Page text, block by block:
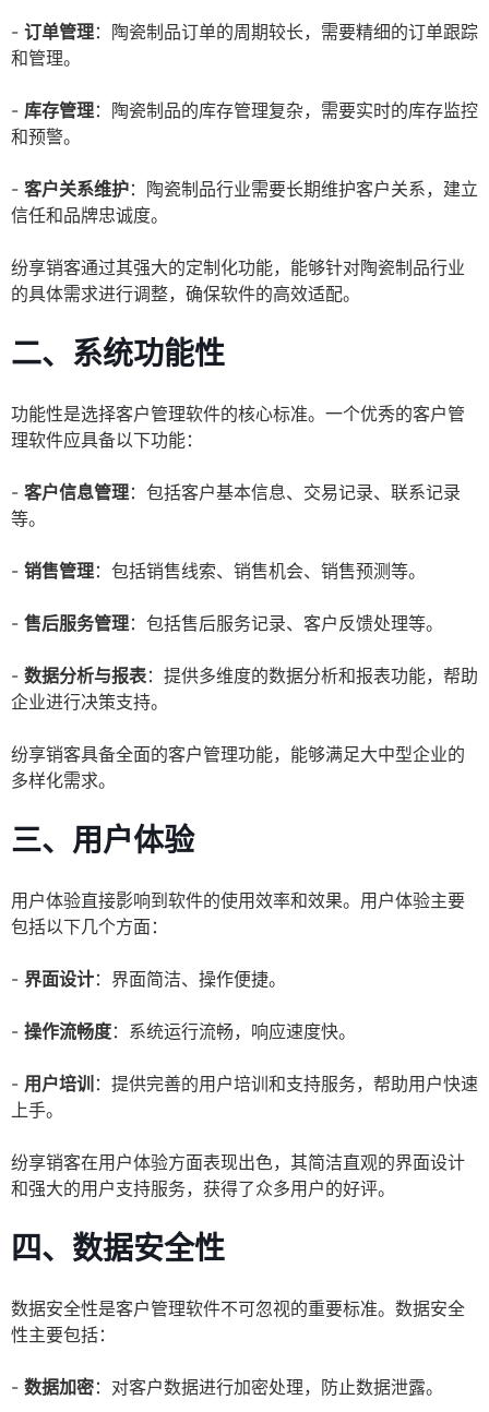
- 订单管理：陶瓷制品订单的周期较长，需要精细的订单跟踪
和管理。
- 库存管理：陶瓷制品的库存管理复杂，需要实时的库存监控
和预警。
- 客户关系维护：陶瓷制品行业需要长期维护客户关系，建立
信任和品牌忠诚度。
纷享销客通过其强大的定制化功能，能够针对陶瓷制品行业
的具体需求进行调整，确保软件的高效适配。
二、系统功能性
功能性是选择客户管理软件的核心标准。一个优秀的客户管
理软件应具备以下功能：
- 客户信息管理：包括客户基本信息、交易记录、联系记录
等。
- 销售管理：包括销售线索、销售机会、销售预测等。
- 售后服务管理：包括售后服务记录、客户反馈处理等。
- 数据分析与报表：提供多维度的数据分析和报表功能，帮助
企业进行决策支持。
纷享销客具备全面的客户管理功能，能够满足大中型企业的
多样化需求。
三、用户体验
用户体验直接影响到软件的使用效率和效果。用户体验主要
包括以下几个方面：
- 界面设计：界面简洁、操作便捷。
- 操作流畅度：系统运行流畅，响应速度快。
- 用户培训 ：提供完善的用户培训和支持服务，帮助用户快速
上手。
纷享销客在用户体验方面表现出色，其简洁直观的界面设计
和强大的用户支持服务，获得了众多用户的好评。
四、数据安全性
数据安全性是客户管理软件不可忽视的重要标准。数据安全
性主要包括：
- 数据加密：对客户数据进行加密处理，防止数据泄露。